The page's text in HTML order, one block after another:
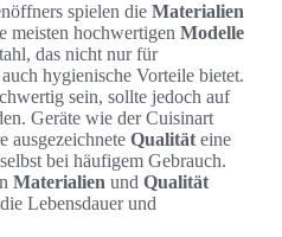
spielen die Materialien
meisten hochwertigen Modelle
das nicht nur für
hygienische Vorteile bietet.
sein, sollte jedoch auf
Geräte wie der Cuisinart
ausgezeichnete Qualität eine
bei häufigem Gebrauch.
Materialien und Qualität
Lebensdauer und